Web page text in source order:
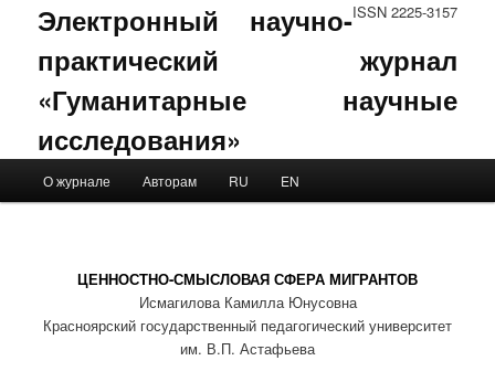
ISSN 2225-3157
Электронный научно-
практический журнал
«Гуманитарные научные
исследования»
Skip to primary content
Skip to secondary content
О журнале Авторам RU EN
ЦЕННОСТНО-СМЫСЛОВАЯ СФЕРА МИГРАНТОВ
Исмагилова Камилла Юнусовна
Красноярский государственный педагогический университет
им. В.П. Астафьева